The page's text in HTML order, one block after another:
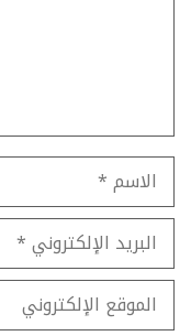
الاسم
البريد
الإلكتروني
الموقع
الإلكتروني